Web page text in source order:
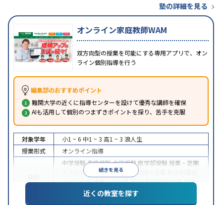
塾の詳細を見る
オンライン家庭教師WAM
双方向型の授業を可能にする専用アプリで、オン
ライン個別指導を行う
編集部のおすすめポイント
難関大学の近くに指導センターを設けて優秀な講師を確保
AIも活用して個別のつまずきポイントを探り、苦手を克服
続きを見る
対象学年 小1 ~ 6 中1 ~ 3 高1 ~ 3 浪人生
授業形式
オンライン指導
中学受験高校受験大学受験 医学部受験 授業・定期
テスト対策
内申点対策 学習習慣の定着
(旧AO)対策推薦入試対策英検(英語検定)対策漢検
(漢字検定)対策
中高一貫校生に対応成績保証制度あり授業の振替
近くの教室を探す